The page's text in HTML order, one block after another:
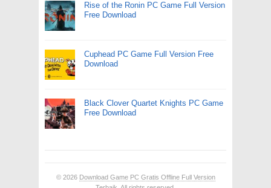
Rise of the Ronin PC Game Full Version
Free Download
Cuphead PC Game Full Version Free
Download
Black Clover Quartet Knights PC Game
Free Download
© 2026 Download Game PC Gratis Offline Full Version